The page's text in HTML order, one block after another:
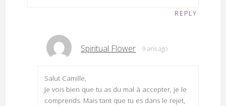
REPLY
Spiritual Flower 9 ans ago
Salut Camille,
Je vois bien que tu as du mal à accepter, je le
comprends. Mais tant que tu es dans le rejet,